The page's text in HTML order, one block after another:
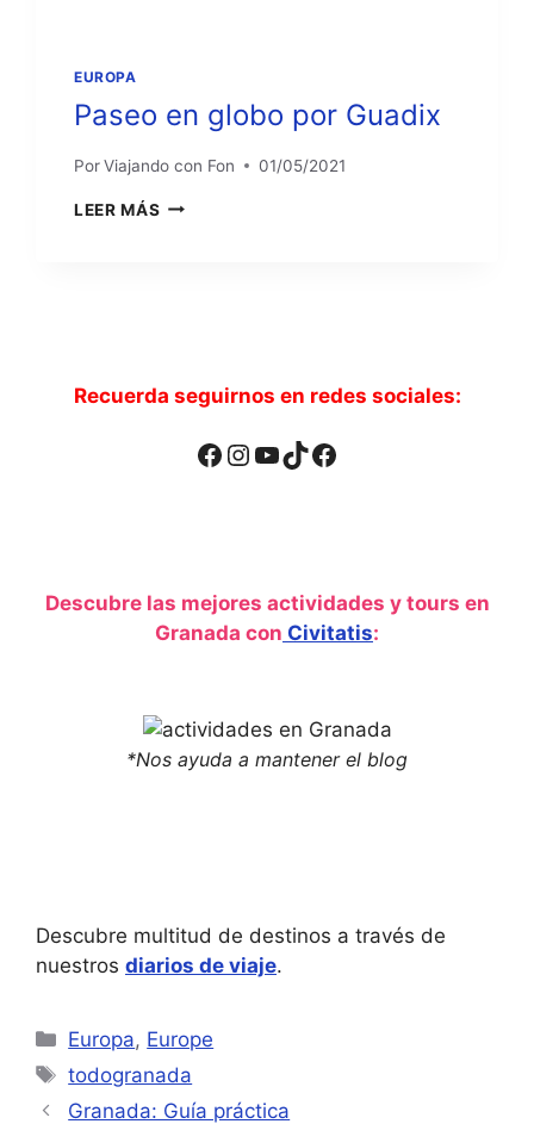
EUROPA
Paseo en globo por Guadix
PorViajando con Fon 01/05/2021
LEER MÁS PASEO
Recuerda seguirnos en redes sociales:
Facebook
Instagram
YouTube
TikTok
Facebook
Descubre las mejores actividades y tours en
Granada con Civitatis:
*Nos ayuda a mantener el blog
Descubre multitud de destinos a través de
nuestros diarios de viaje.
Categorías
Europa, Europe
Etiquetas
todogranada
Granada: Guía práctica